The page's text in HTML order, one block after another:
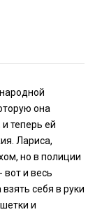
она
теперь ей
Лариса,
но в полиции
вот и весь
себя в руки
и